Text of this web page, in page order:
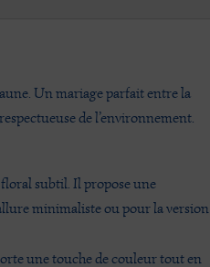
Un mariage parfait entre la
de l’environnement.
subtil. Il propose une
minimaliste ou pour la version
une touche de couleur tout en